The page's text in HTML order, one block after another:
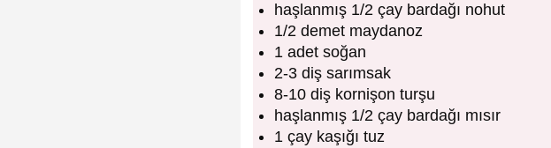
haşlanmış 1/2 çay bardağı nohut
1/2 demet maydanoz
1 adet soğan
2-3 diş sarımsak
8-10 diş kornişon turşu
haşlanmış 1/2 çay bardağı mısır
1 çay kaşığı tuz